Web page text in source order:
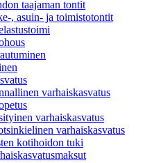
taajaman tontit
, asuin- ja toimistotontit
varhaiskasvatus
varhaiskasvatus
varhaiskasvatus
kotihoidon tuki